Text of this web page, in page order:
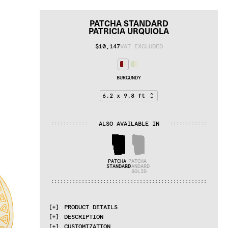
PATCHA STANDARD
PATRICIA URQUIOLA
$10,147VAT EXCLUDED
BURGUNDY
: : : : : : : : : : : : ALSO AVAILABLE IN : : : : : : : : : : : :
PATCHA
STANDARD
PATCHA
STANDARD
SOLID
: : : : : : : : : : : : : : : : : : : : : : : : : : : : : : : : : : : : : : : : : : : : : : : : : : :
PRODUCT DETAILS
MATERIALS
DESCRIPTION
CUSTOMIZATION